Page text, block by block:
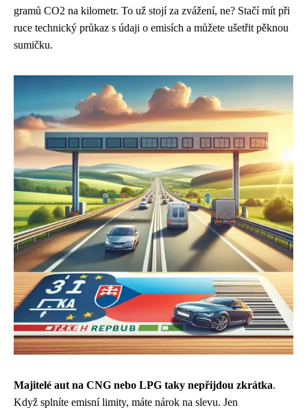
gramů CO2 na kilometr. To už stojí za zvážení, ne? Stačí mít při
ruce technický průkaz s údaji o emisích a můžete ušetřit pěknou
sumičku.
Majitelé aut na CNG nebo LPG taky nepřijdou zkrátka.
Když splníte emisní limity, máte nárok na slevu. Jen